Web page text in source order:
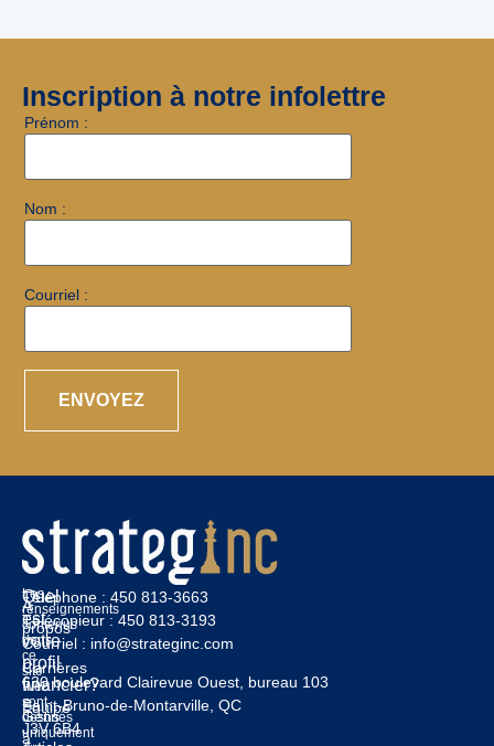
Inscription à notre infolettre
Prénom :
Nom :
Courriel :
Les
renseignements
contenus
dans
ce
site
Web
sont
destinés
uniquement
Quel
est
votre
profil
financier?
Gens
à
À
propos
Carrières
Équipe
Téléphone : 450 813-3663
Télécopieur : 450 813-3193
Courriel : info@strateginc.com
630 boulevard Clairevue Ouest, bureau 103
Saint-Bruno-de-Montarville, QC
J3V 6B4